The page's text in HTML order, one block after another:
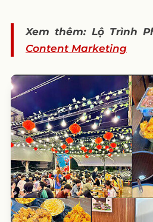
Xem thêm: Lộ Trình
Content Marketing